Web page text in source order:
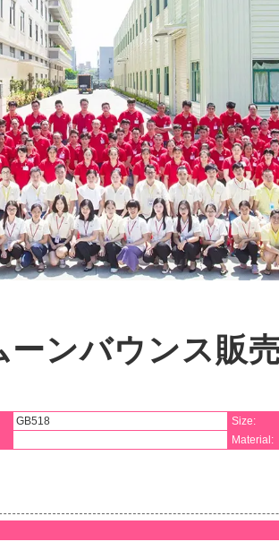
ーンバウンス販
GB518
Size:
Material: